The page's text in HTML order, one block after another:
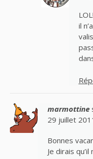
il
marmottine
29 juillet
Bonnes
Je dirais